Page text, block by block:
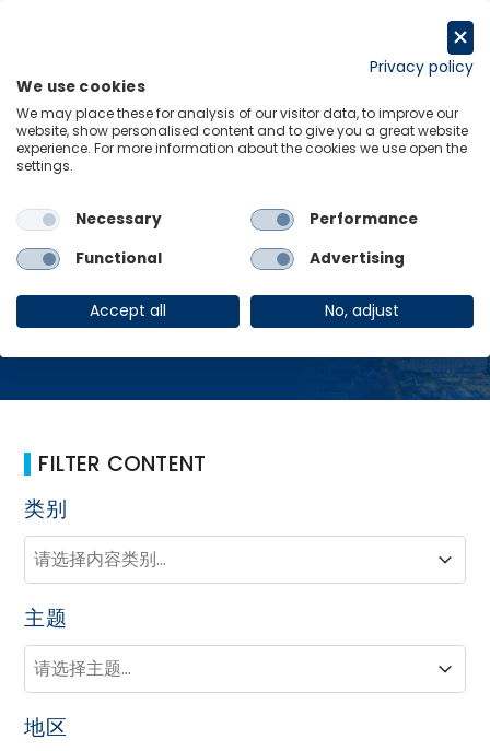
Menu Links
Home 青年商会政策
青年商会政策
FILTER CONTENT
类别
类别
类别
类别
主题
主题
主题
主题
地区
Privacy policy
We use cookies
We may place these for analysis of our visitor data, to improve our
website, show personalised content and to give you a great website
experience. For more information about the cookies we use open the
settings.
Necessary
Performance
Functional
Advertising
Accept all No, adjust